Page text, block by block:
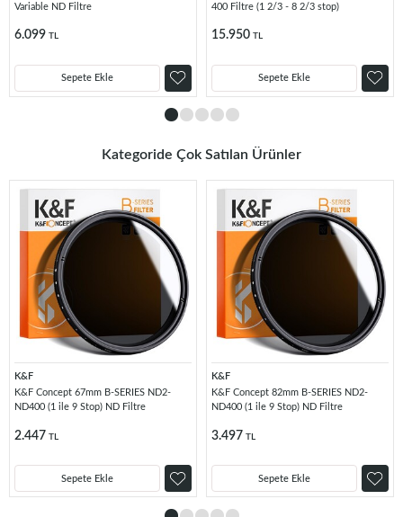
Variable ND Filtre
6.099 TL
Sepete Ekle
400 Filtre (1 2/3 - 8 2/3 stop)
15.950 TL
Sepete Ekle
Kategoride Çok Satılan Ürünler
K&F
K&F Concept 67mm B-SERIES ND2-
ND400 (1 ile 9 Stop) ND Filtre
2.447 TL
Sepete Ekle
K&F
K&F Concept 82mm B-SERIES ND2-
ND400 (1 ile 9 Stop) ND Filtre
3.497 TL
Sepete Ekle